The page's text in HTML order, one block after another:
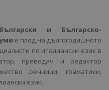
и Българско-
е плод на дългогодишното
по италиански език в
преводач и редактор
речници, граматики,
език.